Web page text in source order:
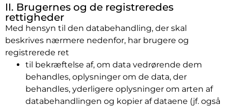
II. Brugernes og de registreredes
rettigheder
Med hensyn til den databehandling, der skal
beskrives nærmere nedenfor, har brugere og
registrerede ret
til bekræftelse af, om data vedrørende dem
behandles, oplysninger om de data, der
behandles, yderligere oplysninger om arten af
databehandlingen og kopier af dataene (jf. også